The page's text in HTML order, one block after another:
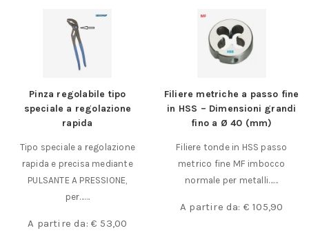
Filiere metriche a passo fine
in HSS – Dimensioni grandi
fino a Ø 40 (mm)
Filiere tonde in HSS passo
metrico fine MF imbocco
normale per metalli……
Set 6 utensili per tagliare
linoleum – legno – plastiche
e materie plastiche e per
scultori in legno.……